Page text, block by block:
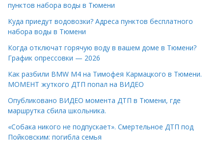
пунктов набора воды в Тюмени
Куда приедут водовозки? Адреса пунктов бесплатного
набора воды в Тюмени
Когда отключат горячую воду в вашем доме в Тюмени?
График опрессовки — 2026
Как разбили BMW M4 на Тимофея Кармацкого в Тюмени.
МОМЕНТ жуткого ДТП попал на ВИДЕО
Опубликовано ВИДЕО момента ДТП в Тюмени, где
маршрутка сбила школьника.
«Собака никого не подпускает». Смертельное ДТП под
Пойковским: погибла семья